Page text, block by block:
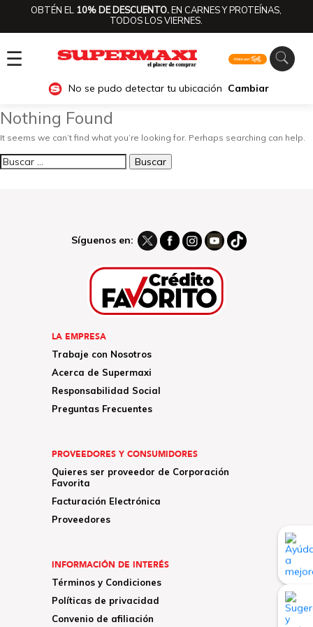
OBTÉN EL 10% DE DESCUENTO.EN CARNES Y PROTEÍNAS,
TODOS LOS VIERNES.
☰
No se pudo detectar tu ubicación Cambiar
Nothing Found
It seems we can’t find what you’re looking for. Perhaps searching can help.
Buscar:
Síguenos en:
LA EMPRESA
Trabaje con Nosotros
Acerca de Supermaxi
Responsabilidad Social
Preguntas Frecuentes
PROVEEDORES Y CONSUMIDORES
Quieres ser proveedor de Corporación
Favorita
Facturación Electrónica
Proveedores
INFORMACIÓN DE INTERÉS
Términos y Condiciones
Políticas de privacidad
Convenio de afiliación